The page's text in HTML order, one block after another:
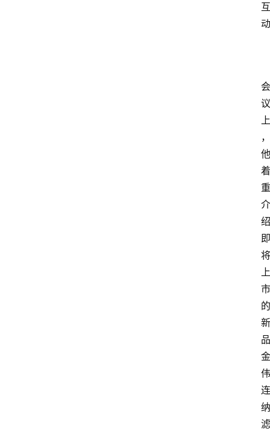
互
动
会
议
上
，
他
着
重
介
绍
即
将
上
市
的
新
品
金
伟
连
纳
滤